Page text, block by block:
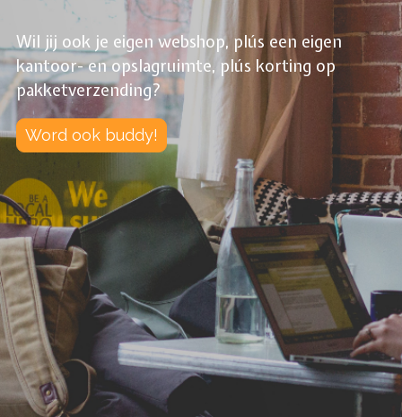
Wil jij ook je eigen webshop, plús een eigen
kantoor- en opslagruimte, plús korting op
pakketverzending?
Word ook buddy!